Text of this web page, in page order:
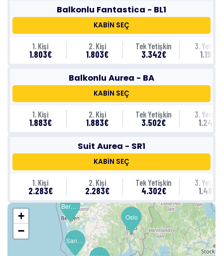
Balkonlu Fantastica - BL1
KABİN SEÇ
1. Kişi
1.803€
2. Kişi
1.803€
Tek Yetişkin
3.342€
3.
1.193€
Balkonlu Aurea - BA
KABİN SEÇ
1. Kişi
1.883€
2. Kişi
1.883€
Tek Yetişkin
3.502€
3.
1.243€
Suit Aurea - SR1
KABİN SEÇ
1. Kişi
2.283€
2. Kişi
2.283€
Tek Yetişkin
4.302€
3.
1.483€
Sandnes
Bergen
Oslo
+
−